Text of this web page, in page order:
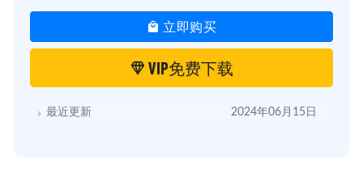
立即购买
VIP免费下载
最近更新 2024年06月15日